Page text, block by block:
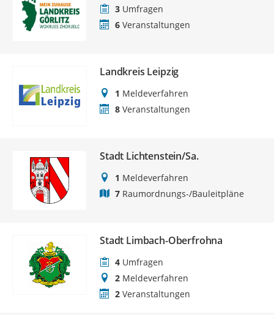
3 Umfragen
6 Veranstaltungen
Landkreis Leipzig
1 Meldeverfahren
8 Veranstaltungen
Stadt Lichtenstein/Sa.
1 Meldeverfahren
7 Raumordnungs-/Bauleitpläne
Stadt Limbach-Oberfrohna
4 Umfragen
2 Meldeverfahren
2 Veranstaltungen